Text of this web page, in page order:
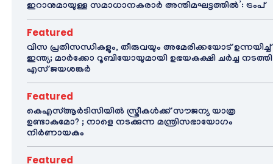
ഇറാനുമായുള്ള സമാധാനകരാർ അന്തിമഘട്ടത്തിൽ‌’: ട്രംപ്
Featured
വിസ പ്രതിസന്ധികളും, തീരുവയും അമേരിക്കയോട് ഉന്നയിച്ച്
ഇന്ത്യ; മാർക്കോ റൂബിയോയുമായി ഉഭയകക്ഷി ചർച്ച നടത്തി
എസ് ജയശങ്കർ
Featured
കെഎസ്ആർടിസിയിൽ സ്ത്രീകൾക്ക് സൗജന്യ യാത്ര
ഉണ്ടാകുമോ? ; നാളെ നടക്കുന്ന മന്ത്രിസഭായോഗം
നിർണായകം
Featured